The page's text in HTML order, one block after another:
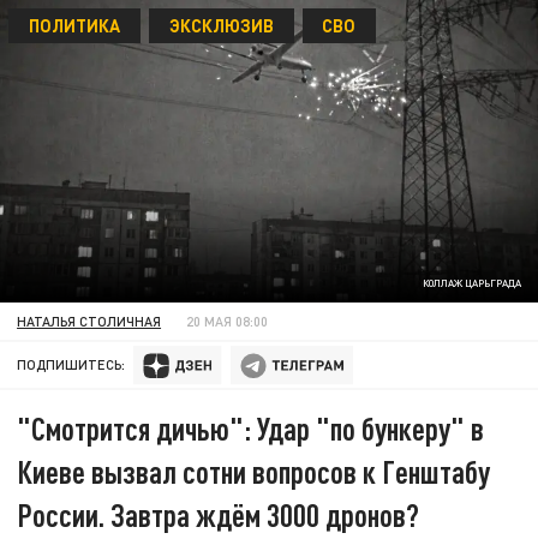
КОЛЛАЖ ЦАРЬГРАДА
ПОЛИТИКА ЭКСКЛЮЗИВ СВО
НАТАЛЬЯ СТОЛИЧНАЯ 20 МАЯ 08:00
ПОДПИШИТЕСЬ:
"Смотрится дичью": Удар "по бункеру" в
Киеве вызвал сотни вопросов к Генштабу
России. Завтра ждём 3000 дронов?